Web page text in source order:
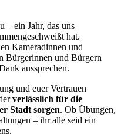
– ein Jahr, das uns
hat.
Kameradinnen und
Bürgerinnen und Bürgern
aussprechen.
und euer Vertrauen
verlässlich für die
Stadt sorgen. Ob Übungen,
– ihr alle seid ein